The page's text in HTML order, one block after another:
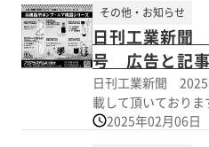
記事をご掲載頂い
望に応え、課題を解
としてご紹介頂いております
い！
で行える情報を掲
ナーとしてエアタン
Fシリーズ）、機械
ク清掃ろ過クリー
上油の回収にエア
（APPQO600シリ
載。 是非ご覧くだ
日刊工業新
号 広告と記
その他・お知らせ
日刊工業新聞 2025
載して頂いております。 「工場・現場作業
ムポンプ品揃えNo.1
2025年02月06日